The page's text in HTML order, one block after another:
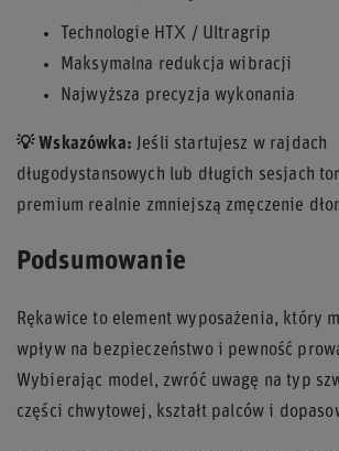
Technologie HTX / Ultragrip
Maksymalna redukcja wibracji
Najwyższa precyzja wykonania
💡 Wskazówka: Jeśli startujesz w rajdach
długodystansowych lub długich sesjach
premium realnie zmniejszą zmęczenie
Podsumowanie
Rękawice to element wyposażenia, który
wpływ na bezpieczeństwo i pewność
Wybierając model, zwróć uwagę na typ
części chwytowej, kształt palców i